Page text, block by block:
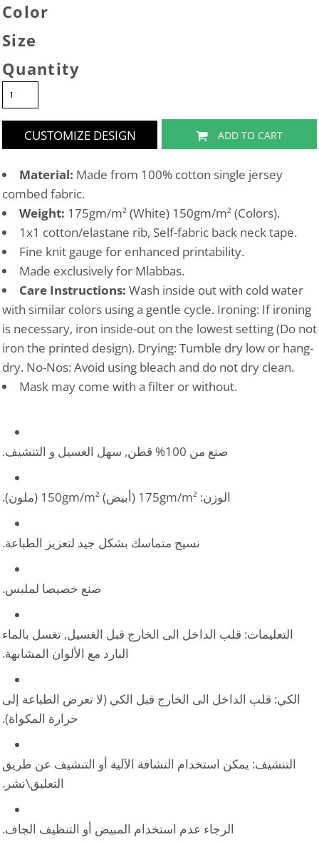
Color
Size
Quantity
CUSTOMIZE DESIGN ADD TO CART
Material: Made from 100% cotton single jersey
combed fabric.
Weight: 175gm/m² (White) 150gm/m² (Colors).
1x1 cotton/elastane rib, Self-fabric back neck tape.
Fine knit gauge for enhanced printability.
Made exclusively for Mlabbas.
Care Instructions: Wash inside out with cold water
with similar colors using a gentle cycle. Ironing: If ironing
is necessary, iron inside-out on the lowest setting (Do not
iron the printed design). Drying: Tumble dry low or hang-
dry. No-Nos: Avoid using bleach and do not dry clean.
Mask may come with a filter or without.
صنع من 100% قطن, سهل الغسيل و التنشيف.
الوزن: 175gm/m² (أبيض) 150gm/m² (ملون).
نسيج متماسك بشكل جيد لتعزيز الطباعة.
صنع خصيصا لملبس.
التعليمات: قلب الداخل الى الخارج قبل الغسيل, تغسل بالماء
البارد مع الألوان المشابهة.
الكي: قلب الداخل الى الخارج قبل الكي (لا تعرض الطباعة إلى
حرارة المكواة).
التنشيف: يمكن استخدام النشافة الآلية أو التنشيف عن طريق
التعليق\نشر.
الرجاء عدم استخدام المبيض أو التنظيف الجاف.